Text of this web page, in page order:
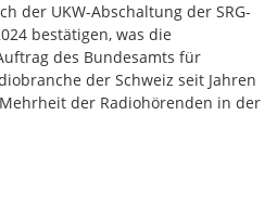
der UKW-Abschaltung der SRG-
bestätigen, was die
des Bundesamts für
der Schweiz seit Jahren
der Radiohörenden in der